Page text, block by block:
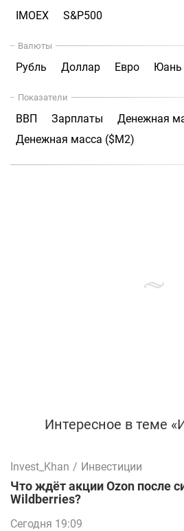
IMOEX S&P500
Валюты
Рубль Доллар Евро Юань
Показатели
ВВП Зарплаты
Денежная
Денежная масса ($М2)
Интересное в теме
Invest_Khan / Инвестиции
Что ждёт акции Ozon после
Wildberries?
Сегодня 19:09